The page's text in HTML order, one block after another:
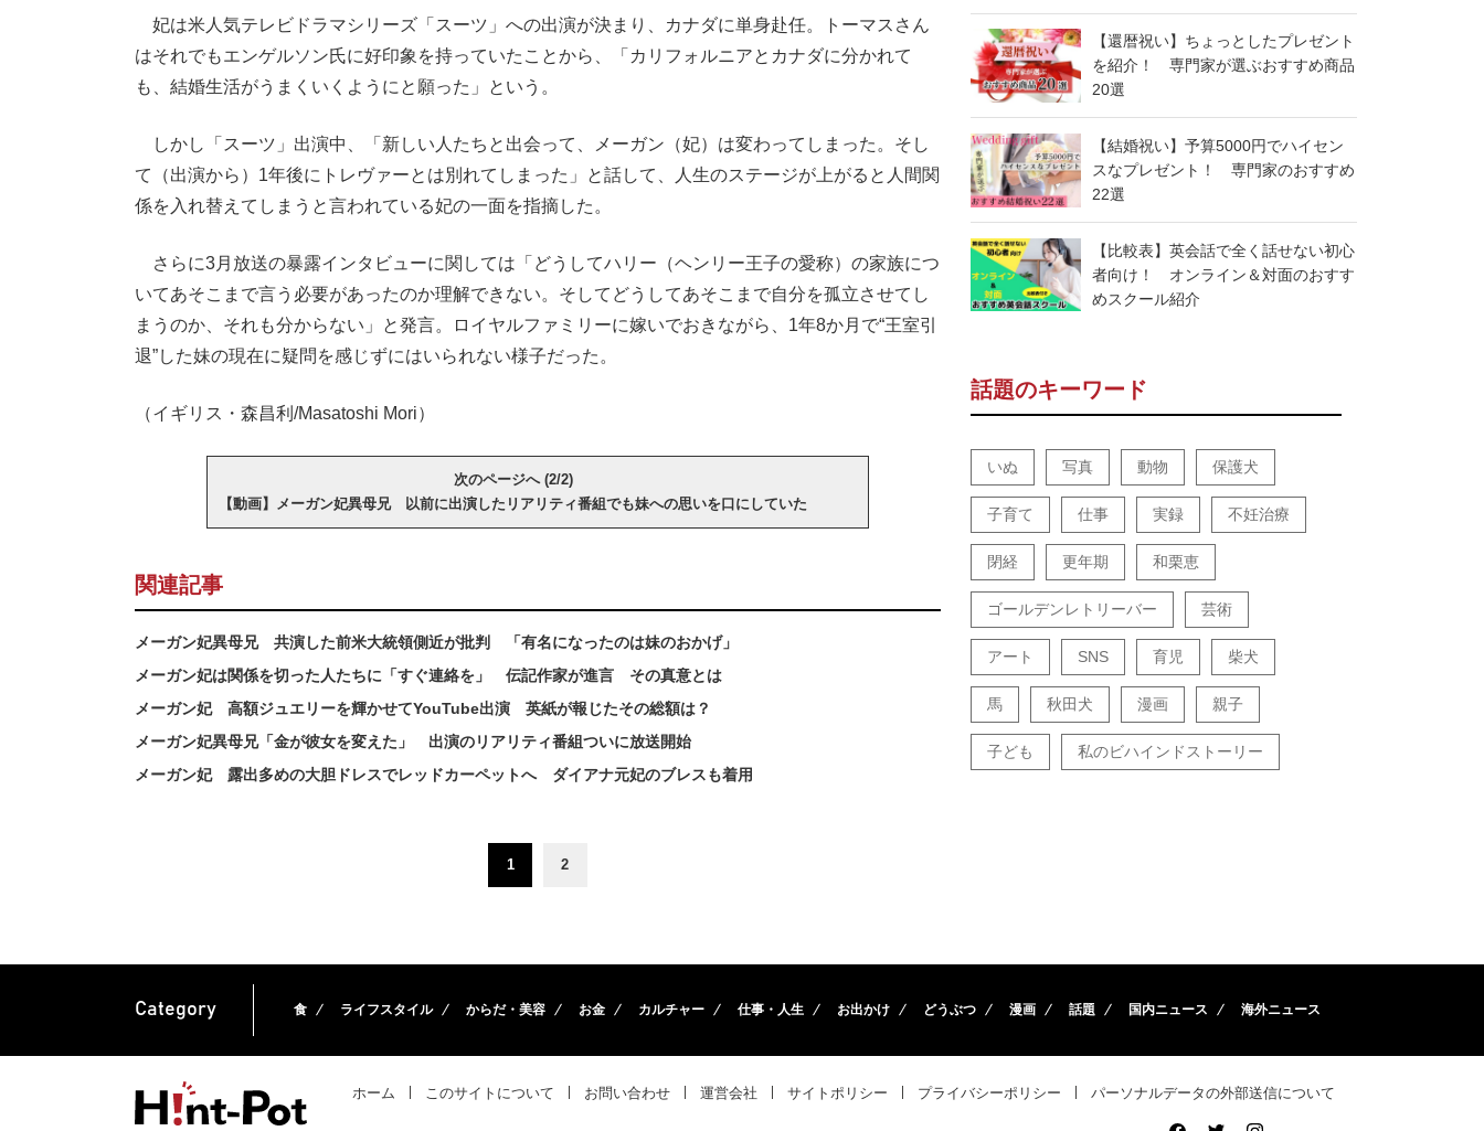
妃は米人気テレビドラマシリーズ「スーツ」への出演が決まり、カナダに単身赴任。トーマスさん
はそれでもエンゲルソン氏に好印象を持っていたことから、「カリフォルニアとカナダに分かれて
も、結婚生活がうまくいくようにと願った」という。
しかし「スーツ」出演中、「新しい人たちと出会って、メーガン（妃）は変わってしまった。そし
て（出演から）1年後にトレヴァーとは別れてしまった」と話して、人生のステージが上がると人間関
係を入れ替えてしまうと言われている妃の一面を指摘した。
さらに3月放送の暴露インタビューに関しては「どうしてハリー（ヘンリー王子の愛称）の家族につ
いてあそこまで言う必要があったのか理解できない。そしてどうしてあそこまで自分を孤立させてし
まうのか、それも分からない」と発言。ロイヤルファミリーに嫁いでおきながら、1年8か月で“王室引
退”した妹の現在に疑問を感じずにはいられない様子だった。
（イギリス・森昌利/Masatoshi Mori）
次のページへ (2/2)
【動画】メーガン妃異母兄 以前に出演したリアリティ番組でも妹への思いを口にしていた
関連記事
メーガン妃異母兄 共演した前米大統領側近が批判 「有名になったのは妹のおかげ」
メーガン妃は関係を切った人たちに「すぐ連絡を」 伝記作家が進言 その真意とは
メーガン妃 高額ジュエリーを輝かせてYouTube出演 英紙が報じたその総額は？
メーガン妃異母兄「金が彼女を変えた」 出演のリアリティ番組ついに放送開始
メーガン妃 露出多めの大胆ドレスでレッドカーペットへ ダイアナ元妃のブレスも着用
1 2
【還暦祝い】ちょっとしたプレゼント
を紹介！ 専門家が選ぶおすすめ商品
20選
【結婚祝い】予算5000円でハイセン
スなプレゼント！ 専門家のおすすめ
22選
【比較表】英会話で全く話せない初心
者向け！ オンライン＆対面のおすす
めスクール紹介
話題のキーワード
いぬ 写真 動物 保護犬
子育て 仕事 実録 不妊治療
閉経 更年期 和栗恵
ゴールデンレトリーバー 芸術
アート SNS 育児 柴犬
馬 秋田犬 漫画 親子
子ども 私のビハインドストーリー
Category 食 ライフスタイル からだ・美容 お金 カルチャー 仕事・人生 お出かけ どうぶつ 漫画 話題 国内ニュース 海外ニュース
ホーム このサイトについて お問い合わせ 運営会社 サイトポリシー プライバシーポリシー パーソナルデータの外部送信について